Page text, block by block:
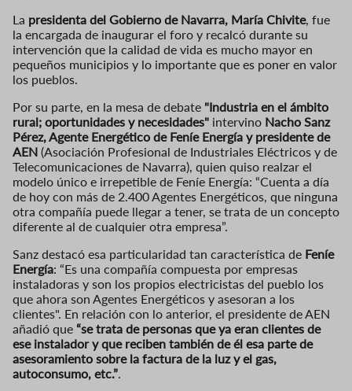
La presidenta del Gobierno de Navarra, María Chivite, fue
la encargada de inaugurar el foro y recalcó durante su
intervención que la calidad de vida es mucho mayor en
pequeños municipios y lo importante que es poner en valor
los pueblos.
Por su parte, en la mesa de debate "Industria en el ámbito
rural; oportunidades y necesidades" intervino Nacho Sanz
Pérez, Agente Energético de Feníe Energía y presidente de
AEN (Asociación Profesional de Industriales Eléctricos y de
Telecomunicaciones de Navarra), quien quiso realzar el
modelo único e irrepetible de Feníe Energía: “Cuenta a día
de hoy con más de 2.400 Agentes Energéticos, que ninguna
otra compañía puede llegar a tener, se trata de un concepto
diferente al de cualquier otra empresa”.
Sanz destacó esa particularidad tan característica de Feníe
Energía: “Es una compañía compuesta por empresas
instaladoras y son los propios electricistas del pueblo los
que ahora son Agentes Energéticos y asesoran a los
clientes". En relación con lo anterior, el presidente de AEN
añadió que “se trata de personas que ya eran clientes de
ese instalador y que reciben también de él esa parte de
asesoramiento sobre la factura de la luz y el gas,
autoconsumo, etc.”